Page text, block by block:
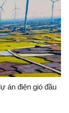
án điện gió đầu